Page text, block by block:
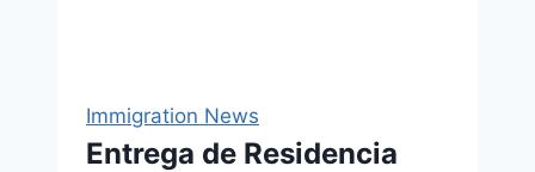
Immigration News
Entrega de Residencia